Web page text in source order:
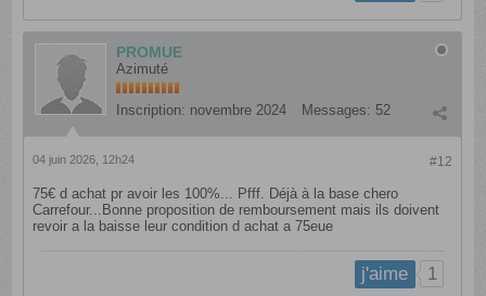
PROMUE
Azimuté
Inscription: novembre 2024 Messages: 52
#12
04 juin 2026, 12h24
75€ d achat pr avoir les 100%... Pfff. Déjà à la base chero
Carrefour...Bonne proposition de remboursement mais ils doivent
revoir a la baisse leur condition d achat a 75eue
j'aime 1